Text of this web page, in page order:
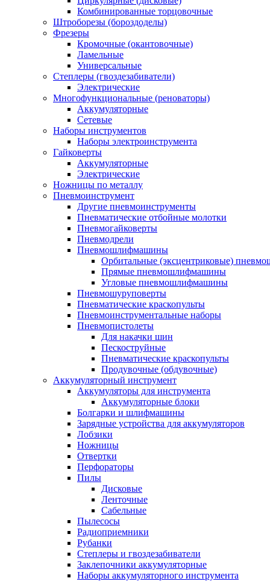
Комбинированные торцовочные
Штроборезы (бороздоделы)
Фрезеры
Кромочные (окантовочные)
Ламельные
Универсальные
Степлеры (гвоздезабиватели)
Электрические
Многофункциональные (реноваторы)
Аккумуляторные
Сетевые
Наборы инструментов
Наборы электроинструмента
Гайковерты
Аккумуляторные
Электрические
Ножницы по металлу
Пневмоинструмент
Другие пневмоинструменты
Пневматические отбойные молотки
Пневмогайковерты
Пневмодрели
Пневмошлифмашины
Орбитальные (эксцентриковые)
Прямые пневмошлифмашины
Угловые пневмошлифмашины
Пневмошуруповерты
Пневматические краскопульты
Пневмоинструментальные наборы
Пневмопистолеты
Для накачки шин
Пескоструйные
Пневматические краскопульты
Продувочные (обдувочные)
Аккумуляторный инструмент
Аккумуляторы для инструмента
Аккумуляторные блоки
Болгарки и шлифмашины
Зарядные устройства для аккумуляторов
Лобзики
Ножницы
Отвертки
Перфораторы
Пилы
Дисковые
Ленточные
Сабельные
Пылесосы
Радиоприемники
Рубанки
Степлеры и гвоздезабиватели
Заклепочники аккумуляторные
Наборы аккумуляторного инструмента